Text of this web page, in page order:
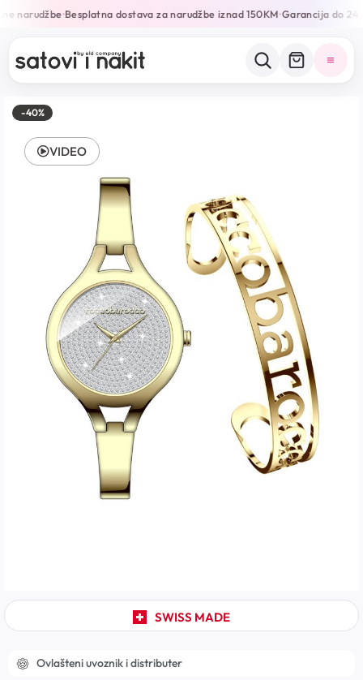
narudžbe•Besplatna dostava za narudžbe iznad 150KM•Garancija do 24
-40%
SWISS MADE
VIDEO
Ovlašteni uvoznik i distributer